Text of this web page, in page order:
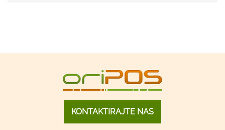
KONTAKTIRAJTE NAS